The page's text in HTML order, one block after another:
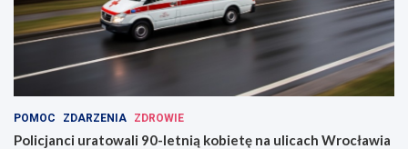
POMOC ZDARZENIA ZDROWIE
Policjanci uratowali 90-letnią kobietę na ulicach Wrocławia